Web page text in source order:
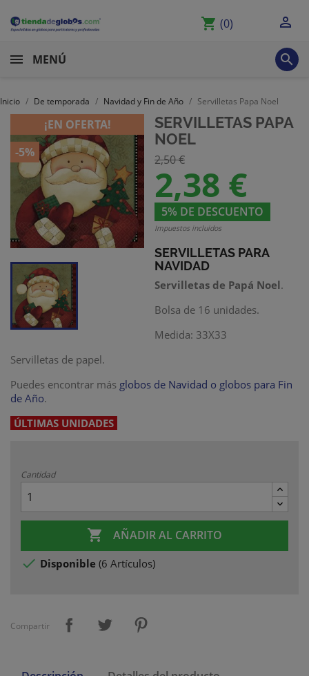
shopping_cart (0) 
MENÚ 
Inicio De temporada Navidad y Fin de Año Servilletas Papa Noel
¡EN OFERTA!
-5%
SERVILLETAS PAPA
NOEL
2,50 €
2,38 €
5% DE DESCUENTO
Impuestos incluidos
SERVILLETAS PARA
NAVIDAD
Servilletas de Papá Noel.
Bolsa de 16 unidades.
Medida: 33X33
Servilletas de papel.
Puedes encontrar más globos de Navidad o globos para Fin
de Año.
ÚLTIMAS UNIDADES
Cantidad
 AÑADIR AL CARRITO
 Disponible (6 Artículos)
Compartir